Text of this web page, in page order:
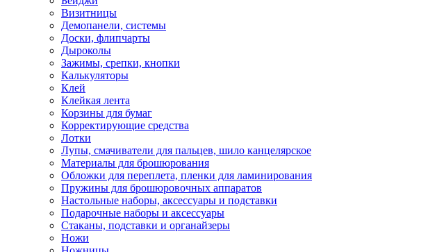
Визитницы
Демопанели, системы
Доски, флипчарты
Дыроколы
Зажимы, срепки, кнопки
Калькуляторы
Клей
Клейкая лента
Корзины для бумаг
Корректирующие средства
Лотки
Лупы, смачиватели для пальцев, шило канцелярское
Материалы для брошюрования
Обложки для переплета, пленки для ламинирования
Пружины для брошюровочных аппаратов
Настольные наборы, аксессуары и подставки
Подарочные наборы и аксессуары
Стаканы, подставки и органайзеры
Ножи